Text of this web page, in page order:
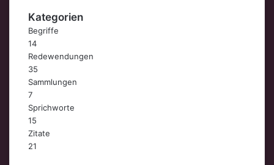
Kategorien
Begriffe
14
Redewendungen
35
Sammlungen
7
Sprichworte
15
Zitate
21